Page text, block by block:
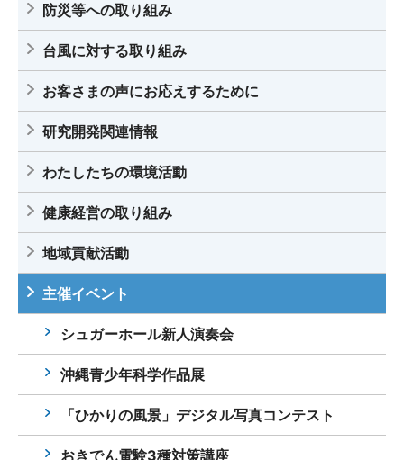
防災等への取り組み
台風に対する取り組み
お客さまの声にお応えするために
研究開発関連情報
わたしたちの環境活動
健康経営の取り組み
地域貢献活動
主催イベント
シュガーホール新人演奏会
沖縄青少年科学作品展
「ひかりの風景」デジタル写真コンテスト
おきでん電験3種対策講座